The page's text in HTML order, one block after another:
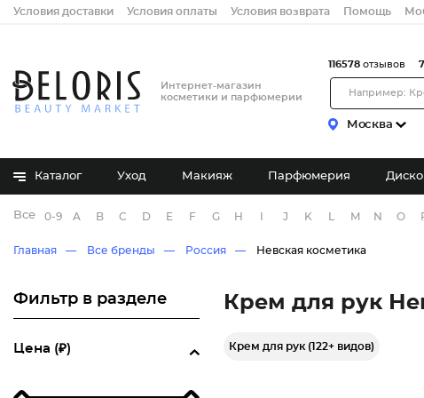
Условия доставки Условия оплаты Условия возврата Помощь
Интернет-магазин
косметики и парфюмерии
Москва
116578 отзывов
Каталог Уход Макияж Парфюмерия
Все бренды
0-9 A B C D E F G H J K M N O
Главная Все бренды Россия Невская косметика
Фильтр в разделе
Цена (₽)
Крем для рук
Крем для рук (122+ видов)